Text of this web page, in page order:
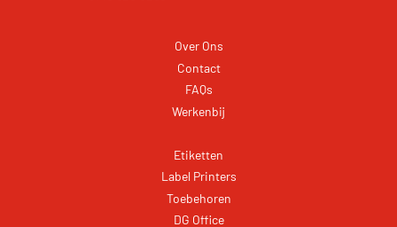
Over Ons
Contact
FAQs
Werkenbij
Etiketten
Label Printers
Toebehoren
DG Office